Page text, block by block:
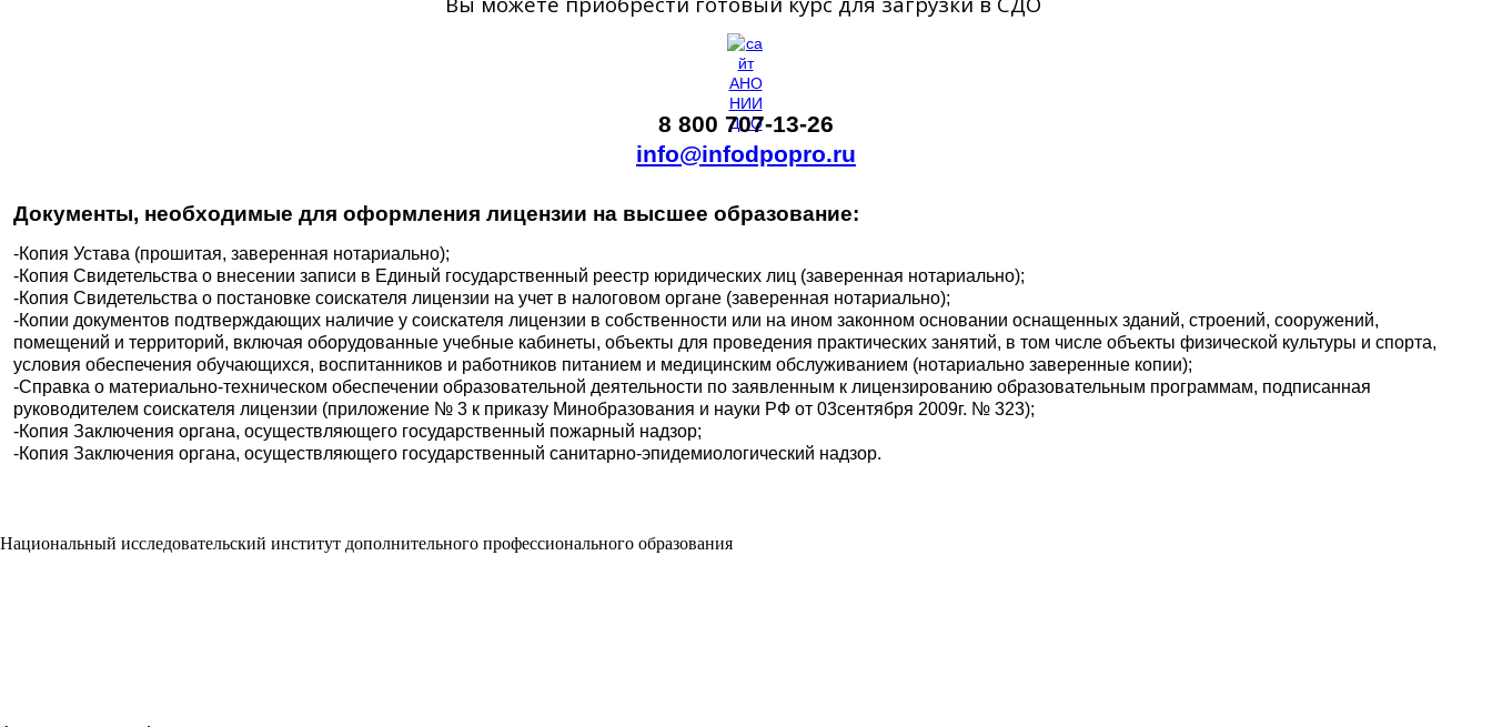
8 800 707-13-26
info@infodpopro.ru
Документы, необходимые для оформления лицензии на высшее образование:
-Копия Устава (прошитая, заверенная нотариально);
-Копия Свидетельства о внесении записи в Единый государственный реестр юридических лиц (заверенная нотариально);
-Копия Свидетельства о постановке соискателя лицензии на учет в налоговом органе (заверенная нотариально);
-Копии документов подтверждающих наличие у соискателя лицензии в собственности или на ином законном основании оснащенных зданий, строений, сооружений,
помещений и территорий, включая оборудованные учебные кабинеты, объекты для проведения практических занятий, в том числе объекты физической культуры и спорта,
условия обеспечения обучающихся, воспитанников и работников питанием и медицинским обслуживанием (нотариально заверенные копии);
-Справка о материально-техническом обеспечении образовательной деятельности по заявленным к лицензированию образовательным программам, подписанная
руководителем соискателя лицензии (приложение № 3 к приказу Минобразования и науки РФ от 03сентября 2009г. № 323);
-Копия Заключения органа, осуществляющего государственный пожарный надзор;
-Копия Заключения органа, осуществляющего государственный санитарно-эпидемиологический надзор.
Национальный исследовательский институт дополнительного профессионального образования